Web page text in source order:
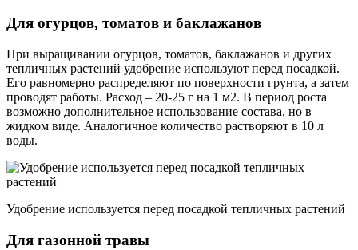
Для огурцов, томатов и баклажанов
При выращивании огурцов, томатов, баклажанов и других
тепличных растений удобрение используют перед посадкой.
Его равномерно распределяют по поверхности грунта, а затем
проводят работы. Расход – 20-25 г на 1 м2. В период роста
возможно дополнительное использование состава, но в
жидком виде. Аналогичное количество растворяют в 10 л
воды.
Удобрение используется перед посадкой тепличных растений
Для газонной травы